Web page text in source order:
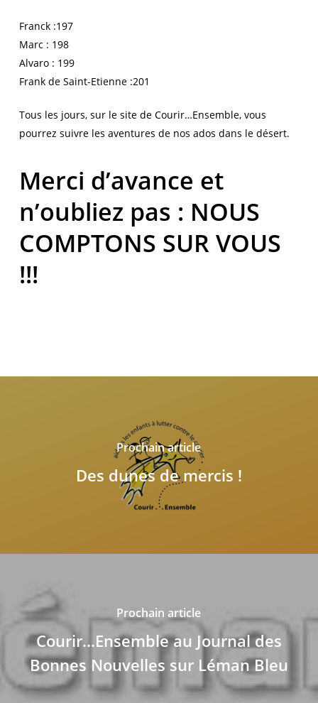
Franck :197
Marc : 198
Alvaro : 199
Frank de Saint-Etienne :201
Tous les jours, sur le site de Courir…Ensemble, vous
pourrez suivre les aventures de nos ados dans le désert.
Merci d’avance et
n’oubliez pas : NOUS
COMPTONS SUR VOUS
!!!
Prochain article
Des dunes de mercis !
Prochain article
Courir...Ensemble au Journal des
Bonnes Nouvelles sur Léman Bleu